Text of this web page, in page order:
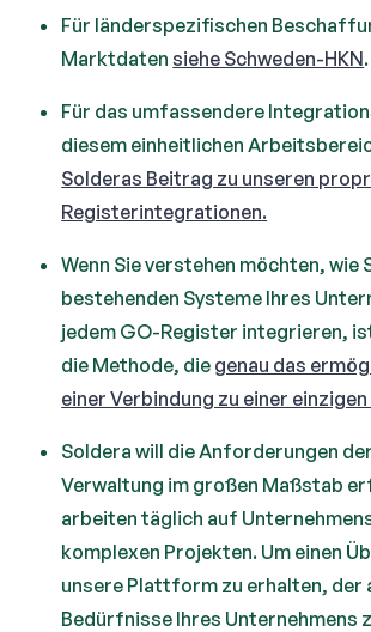
Für länderspezifischen
Marktdatensiehe Schweden-HKN.
Für das umfassendere
diesem einheitlichen
Solderas Beitrag zu unseren
Registerintegrationen.
Wenn Sie verstehen möchten, wie
bestehenden Systeme Ihres
jedem GO-Register integrieren,
die Methode, die genau das
einer Verbindung zu einer einzigen
Soldera will die Anforderungen
Verwaltung im großen Maßstab
arbeiten täglich auf
komplexen Projekten. Um einen
unsere Plattform zu erhalten, der
Bedürfnisse Ihres Unternehmens